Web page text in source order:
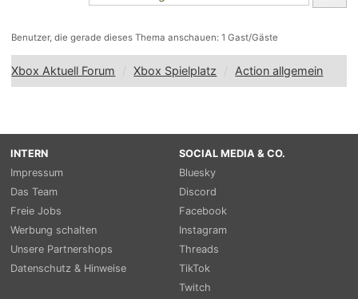
Benutzer, die gerade dieses Thema anschauen: 1 Gast/Gäste
Xbox Aktuell Forum Xbox Spielplatz Action allgemein
INTERN
Impressum
Das Team
Freie Jobs
Werbung schalten
Unsere Partnershops
Datenschutz & Hinweise
SOCIAL MEDIA & CO.
Bluesky
Discord
Facebook
Instagram
Threads
TikTok
Twitch